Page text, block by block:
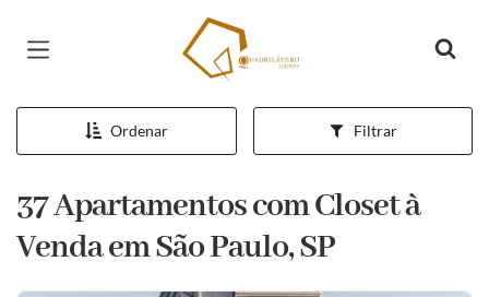
Página inicial
Ordenar Filtrar
37 Apartamentos com Closet à
Venda em São Paulo, SP